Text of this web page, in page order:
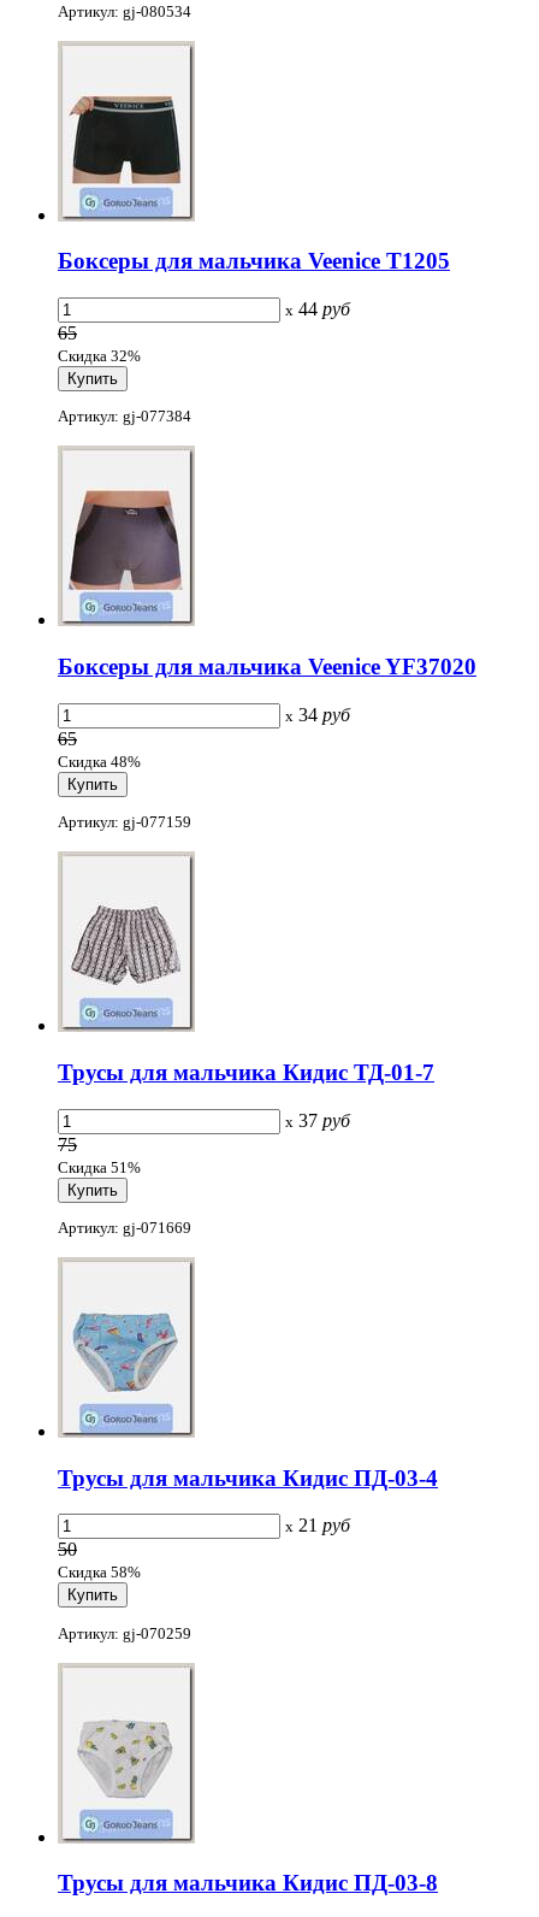
Артикул: gj-080534
Боксеры для мальчика Veenice T1205
x 44 руб
65
Скидка 32%
Артикул: gj-077384
Боксеры для мальчика Veenice YF37020
x 34 руб
65
Скидка 48%
Артикул: gj-077159
Трусы для мальчика Кидис ТД-01-7
x 37 руб
75
Скидка 51%
Артикул: gj-071669
Трусы для мальчика Кидис ПД-03-4
x 21 руб
50
Скидка 58%
Артикул: gj-070259
Трусы для мальчика Кидис ПД-03-8